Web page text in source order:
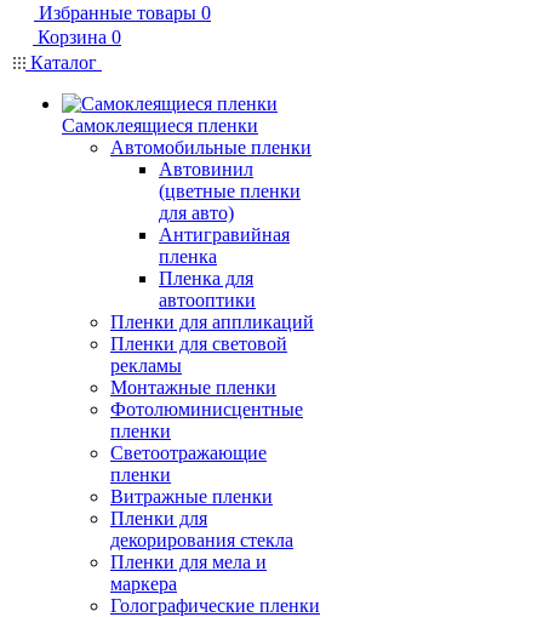
Избранные товары 0
Корзина 0
Каталог
Самоклеящиеся пленки
Автомобильные пленки
Автовинил
(цветные пленки
для авто)
Антигравийная
пленка
Пленка для
автооптики
Пленки для аппликаций
Пленки для световой
рекламы
Монтажные пленки
Фотолюминисцентные
пленки
Светоотражающие
пленки
Витражные пленки
Пленки для
декорирования стекла
Пленки для мела и
маркера
Голографические пленки